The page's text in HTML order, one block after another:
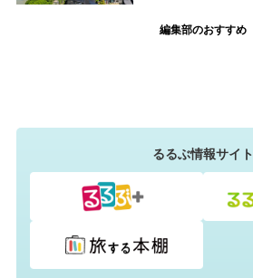
編集部のおすすめ
るるぶ情報サイト